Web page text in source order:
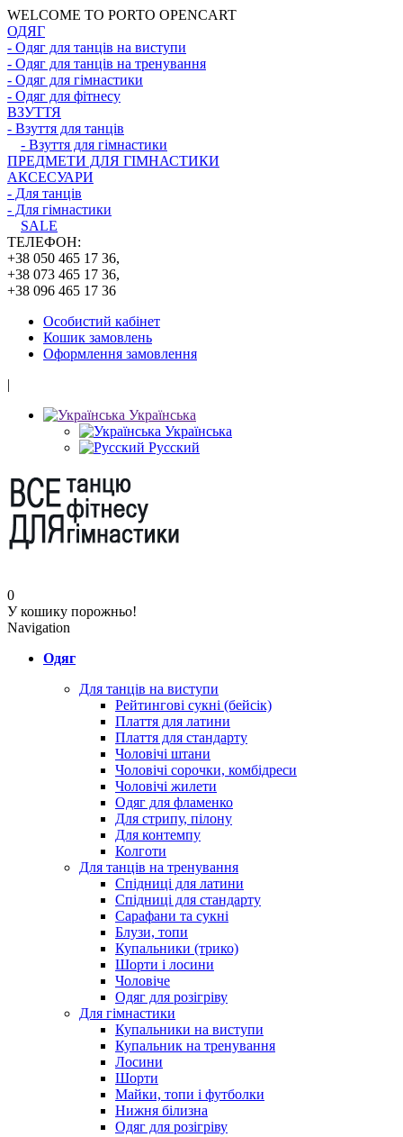
WELCOME TO PORTO OPENCART
ОДЯГ
- Одяг для танців на виступи
- Одяг для танців на тренування
- Одяг для гімнастики
- Одяг для фітнесу
ВЗУТТЯ
- Взуття для танців
- Взуття для гімнастики
ПРЕДМЕТИ ДЛЯ ГІМНАСТИКИ
АКСЕСУАРИ
- Для танців
- Для гімнастики
SALE
ТЕЛЕФОН:
+38 050 465 17 36,
+38 073 465 17 36,
+38 096 465 17 36
Особистий кабінет
Кошик замовлень
Оформлення замовлення
|
Українська
Українська
Русский
0
У кошику порожньо!
Navigation
Одяг
Для танців на виступи
Рейтингові сукні (бейсік)
Плаття для латини
Плаття для стандарту
Чоловічі штани
Чоловічі сорочки, комбідреси
Чоловічі жилети
Одяг для фламенко
Для стрипу, пілону
Для контемпу
Колготи
Для танців на тренування
Спідниці для латини
Спідниці для стандарту
Сарафани та сукні
Блузи, топи
Купальники (трико)
Шорти і лосини
Чоловіче
Одяг для розігріву
Для гімнастики
Купальники на виступи
Купальник на тренування
Лосини
Шорти
Майки, топи і футболки
Нижня білизна
Одяг для розігріву